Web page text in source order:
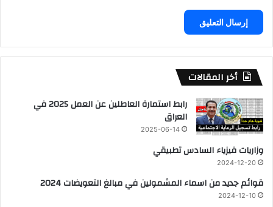
أخر المقالات
رابط استمارة العاطلين عن العمل 2025 في
العراق
2025-06-14
وزاريات فيزياء السادس تطبيقي
2024-12-20
قوائم جديد من اسماء المشمولين في مبالغ التعويضات 2024
2024-12-10